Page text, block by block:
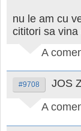
nu le am cu
cititori sa
A
#9708
JOS
A